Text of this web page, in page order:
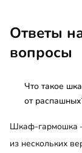
Ответы
вопросы
Что такое
от
Шкаф-гармошка
из нескольких